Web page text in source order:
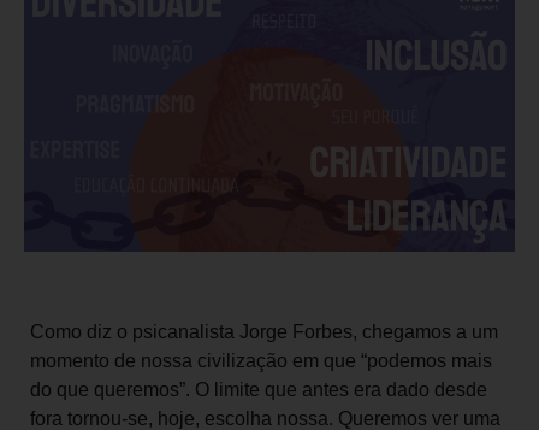
Como diz o psicanalista Jorge Forbes, chegamos a um
momento de nossa civilização em que “podemos mais
do que queremos”. O limite que antes era dado desde
fora tornou-se, hoje, escolha nossa. Queremos ver uma